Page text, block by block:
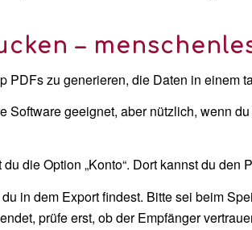
–
PDFs zu generieren, die Daten in einem
Software geeignet, aber nützlich, wenn
die Option „Konto“. Dort kannst du den
in dem Export findest. Bitte sei beim
prüfe erst, ob der Empfänger